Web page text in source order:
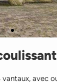
vantaux, avec